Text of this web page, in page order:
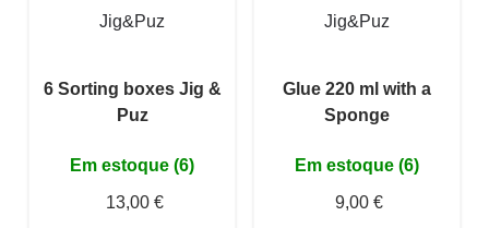
Jig&Puz
6 Sorting boxes Jig &
Puz
Em estoque (6)
13,00 €
Jig&Puz
Glue 220 ml with a
Sponge
Em estoque (6)
9,00 €